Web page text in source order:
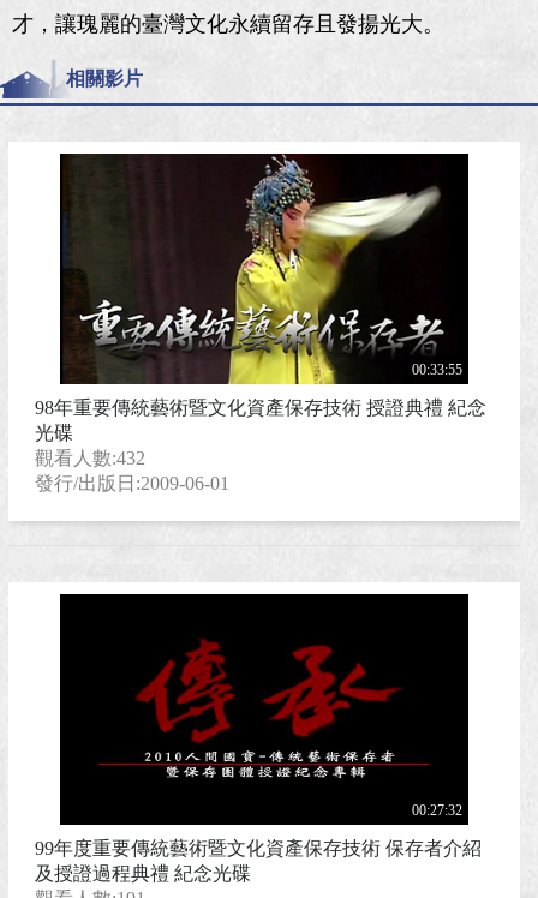
才，讓瑰麗的臺灣文化永續留存且發揚光大。
相關影片
00:33:55
98年重要傳統藝術暨文化資產保存技術 授證典禮 紀念
光碟
觀看人數:432
發行/出版日:2009-06-01
00:27:32
99年度重要傳統藝術暨文化資產保存技術 保存者介紹
及授證過程典禮 紀念光碟